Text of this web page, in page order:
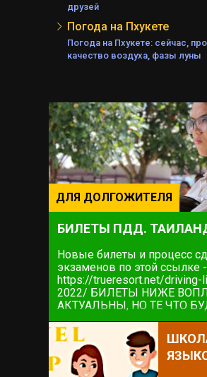
друзей
Погода на Пхукете
Погода на Пхукете: сейчас,
качество воздуха, фазы луны
ДЛЯ ДОЛГОЖИТЕЛЯ
БИЛЕТЫ ПДД.
Новые билеты и процесс
экзаменов по этой ссылке -
https://trueresort.net/driving-
2022/ БИЛЕТЫ НИЖЕ
АКТУАЛЬНЫ, НО ТЕ ЧТО
НЕПОСРЕДСТВЕННО НА
ПО ССЫЛКЕ ВЫШЕ.
НИЖЕ ТАКЖЕ МОЖЕТ
ПОЛЕЗНОЙ Начнем с того
удобно...